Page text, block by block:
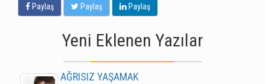
Paylaş Paylaş Paylaş
Yeni Eklenen Yazılar
AĞRISIZ YAŞAMAK